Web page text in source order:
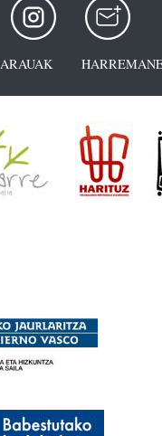
ARAUAK